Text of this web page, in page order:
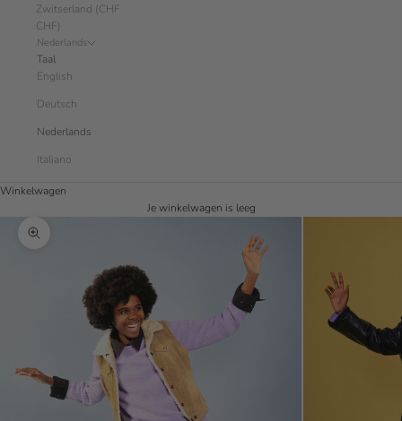
Zwitserland (CHF
CHF)
Nederlands
Taal
English
Deutsch
Nederlands
Italiano
Winkelwagen
Je winkelwagen is leeg
In-/uitzoomen